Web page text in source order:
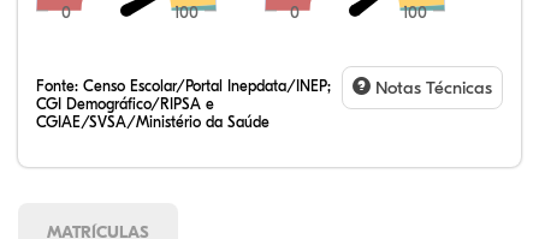
0 100 0 100
Fonte: Censo Escolar/Portal Inepdata/INEP;
CGI Demográfico/RIPSA e
CGIAE/SVSA/Ministério da Saúde
Notas Técnicas
MATRÍCULAS